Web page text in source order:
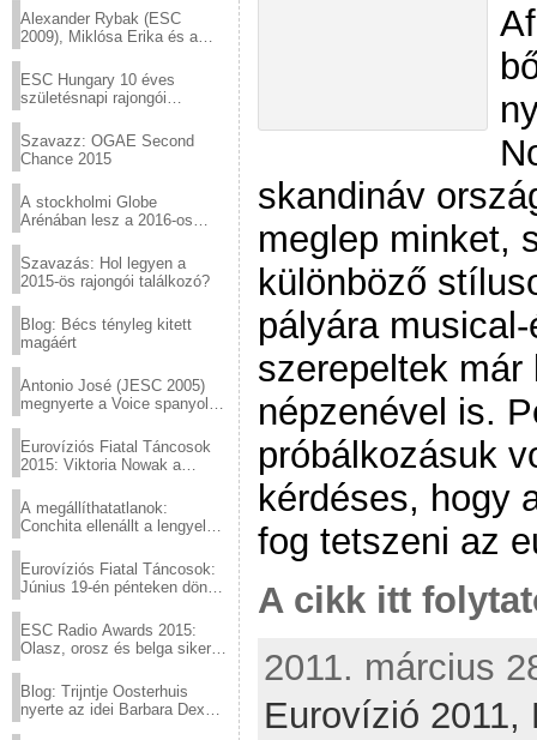
Alexander Rybak (ESC
2009), Miklósa Erika és a
sztárjai a Margitszigeten
ESC Hungary 10 éves
születésnapi rajongói
Szavazz: OGAE Second
Chance 2015
A stockholmi Globe
Arénában lesz a 2016-os
Szavazás: Hol legyen a
2015-ös rajongói találkozó?
Blog: Bécs tényleg kitett
magáért
Antonio José (JESC 2005)
megnyerte a Voice spanyol
Eurovíziós Fiatal Táncosok
2015: Viktoria Nowak a
A megállíthatatlanok:
Conchita ellenállt a lengyel
Eurovíziós Fiatal Táncosok:
Június 19-én pénteken döntő
ESC Radio Awards 2015:
Olasz, orosz és belga siker,
Blog: Trijntje Oosterhuis
nyerte az idei Barbara Dex
skandináv
meglep minket,
különböző
pályára
szerepeltek
népzenével is.
próbálkozásuk
kérdéses, hogy
fog tetszeni az
A cikk itt
2011. március
Eurovízió 2011,